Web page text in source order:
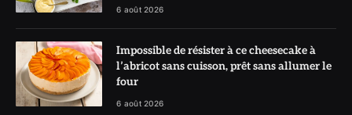
6 août 2026
Impossible de résister à ce cheesecake à
l’abricot sans cuisson, prêt sans allumer le
four
6 août 2026